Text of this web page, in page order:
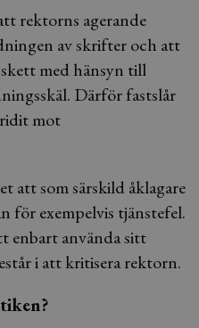
rektorns agerande
av skrifter och att
med hänsyn till
Därför fastslår
mot
att som särskild åklagare
för exempelvis tjänstefel.
enbart använda sitt
i att kritisera rektorn.